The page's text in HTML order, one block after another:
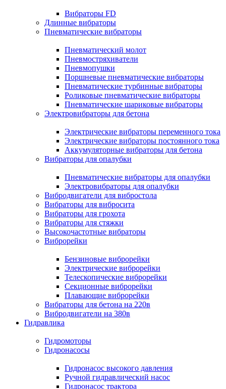
Вибраторы FD
Длинные вибраторы
Пневматические вибраторы
Пневматический молот
Пневмостряхиватели
Пневмопушки
Поршневые пневматические вибраторы
Пневматические турбинные вибраторы
Роликовые пневматические вибраторы
Пневматические шариковые вибраторы
Электровибраторы для бетона
Электрические вибраторы переменного тока
Электрические вибраторы постоянного тока
Аккумуляторные вибраторы для бетона
Вибраторы для опалубки
Пневматические вибраторы для опалубки
Электровибраторы для опалубки
Вибродвигатели для вибростола
Вибраторы для вибросита
Вибраторы для грохота
Вибраторы для стяжки
Высокочастотные вибраторы
Виброрейки
Бензиновые виброрейки
Электрические виброрейки
Телескопические виброрейки
Секционные виброрейки
Плавающие виброрейки
Вибраторы для бетона на 220в
Вибродвигатели на 380в
Гидравлика
Гидромоторы
Гидронасосы
Гидронасос высокого давления
Ручной гидравлический насос
Гидронасос трактора